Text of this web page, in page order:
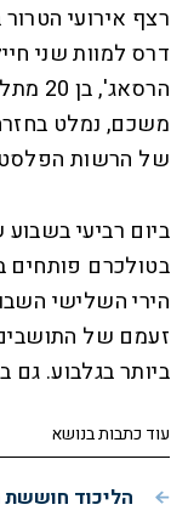
רצף אירועי
משכם, נמלט
של הרשות
ביום רביעי
בטולכרם פותחים
הירי השלישי
זעמם של
ביותר בגלבוע. גם
עוד כתבות בנושא
הליכוד חוששת